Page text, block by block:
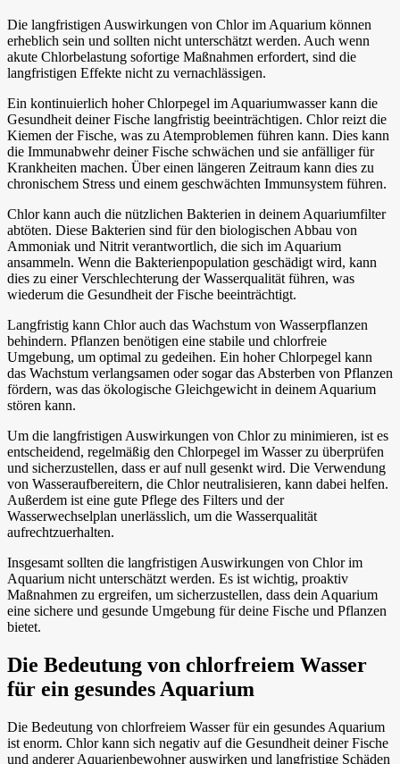
Die langfristigen Auswirkungen von Chlor im Aquarium können
erheblich sein und sollten nicht unterschätzt werden. Auch wenn
akute Chlorbelastung sofortige Maßnahmen erfordert, sind die
langfristigen Effekte nicht zu vernachlässigen.
Ein kontinuierlich hoher Chlorpegel im Aquariumwasser kann die
Gesundheit deiner Fische langfristig beeinträchtigen. Chlor reizt die
Kiemen der Fische, was zu Atemproblemen führen kann. Dies kann
die Immunabwehr deiner Fische schwächen und sie anfälliger für
Krankheiten machen. Über einen längeren Zeitraum kann dies zu
chronischem Stress und einem geschwächten Immunsystem führen.
Chlor kann auch die nützlichen Bakterien in deinem Aquariumfilter
abtöten. Diese Bakterien sind für den biologischen Abbau von
Ammoniak und Nitrit verantwortlich, die sich im Aquarium
ansammeln. Wenn die Bakterienpopulation geschädigt wird, kann
dies zu einer Verschlechterung der Wasserqualität führen, was
wiederum die Gesundheit der Fische beeinträchtigt.
Langfristig kann Chlor auch das Wachstum von Wasserpflanzen
behindern. Pflanzen benötigen eine stabile und chlorfreie
Umgebung, um optimal zu gedeihen. Ein hoher Chlorpegel kann
das Wachstum verlangsamen oder sogar das Absterben von Pflanzen
fördern, was das ökologische Gleichgewicht in deinem Aquarium
stören kann.
Um die langfristigen Auswirkungen von Chlor zu minimieren, ist es
entscheidend, regelmäßig den Chlorpegel im Wasser zu überprüfen
und sicherzustellen, dass er auf null gesenkt wird. Die Verwendung
von Wasseraufbereitern, die Chlor neutralisieren, kann dabei helfen.
Außerdem ist eine gute Pflege des Filters und der
Wasserwechselplan unerlässlich, um die Wasserqualität
aufrechtzuerhalten.
Insgesamt sollten die langfristigen Auswirkungen von Chlor im
Aquarium nicht unterschätzt werden. Es ist wichtig, proaktiv
Maßnahmen zu ergreifen, um sicherzustellen, dass dein Aquarium
eine sichere und gesunde Umgebung für deine Fische und Pflanzen
bietet.
Die Bedeutung von chlorfreiem Wasser
für ein gesundes Aquarium
Die Bedeutung von chlorfreiem Wasser für ein gesundes Aquarium
ist enorm. Chlor kann sich negativ auf die Gesundheit deiner Fische
und anderer Aquarienbewohner auswirken und langfristige Schäden